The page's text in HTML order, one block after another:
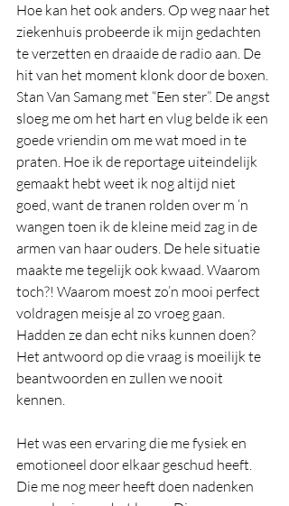
Hoe kan het ook anders. Op weg naar het
ziekenhuis probeerde ik mijn gedachten
te verzetten en draaide de radio aan. De
hit van het moment klonk door de boxen.
Stan Van Samang met “Een ster”. De angst
sloeg me om het hart en vlug belde ik een
goede vriendin om me wat moed in te
praten. Hoe ik de reportage uiteindelijk
gemaakt hebt weet ik nog altijd niet
goed, want de tranen rolden over m ‘n
wangen toen ik de kleine meid zag in de
armen van haar ouders. De hele situatie
maakte me tegelijk ook kwaad. Waarom
toch?! Waarom moest zo’n mooi perfect
voldragen meisje al zo vroeg gaan.
Hadden ze dan echt niks kunnen doen?
Het antwoord op die vraag is moeilijk te
beantwoorden en zullen we nooit
kennen.
Het was een ervaring die me fysiek en
emotioneel door elkaar geschud heeft.
Die me nog meer heeft doen nadenken